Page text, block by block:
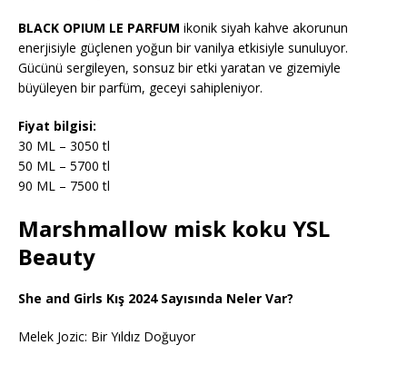
BLACK OPIUM LE PARFUM ikonik siyah kahve akorunun
enerjisiyle güçlenen yoğun bir vanilya etkisiyle sunuluyor.
Gücünü sergileyen, sonsuz bir etki yaratan ve gizemiyle
büyüleyen bir parfüm, geceyi sahipleniyor.
Fiyat bilgisi:
30 ML – 3050 tl
50 ML – 5700 tl
90 ML – 7500 tl
Marshmallow misk koku YSL
Beauty
She and Girls Kış 2024 Sayısında Neler Var?
Melek Jozic: Bir Yıldız Doğuyor